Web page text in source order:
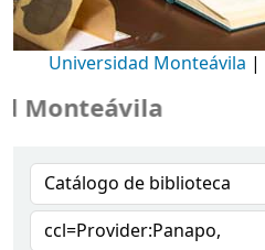
Universidad Monteávila |